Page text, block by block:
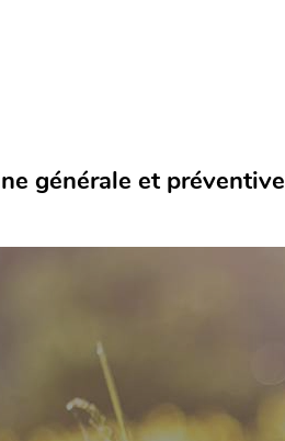
générale et préventive